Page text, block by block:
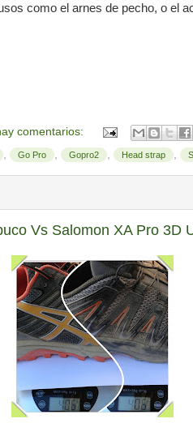
como el arnes de pecho, o el
comentarios:
Go Pro Gopro2 Head strap
Vs Salomon XA Pro 3D